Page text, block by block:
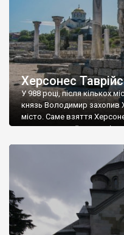
Херсонес
У 988 році, після кількох
князь Володимир захопив
місто. Саме взяття
диктувати свої умови
Херсонесі Володимир-
А потім було Хрещення